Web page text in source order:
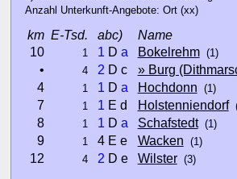
Anzahl Unterkunft-Angebote: Ort (xx)
km E-Tsd. abc)
Name
10
1 1 D a Bokelrehm (1)
• 4 2 D c » Burg
4 1 1 D a Hochdonn (1)
7 1 1 E d Holstenniendorf
8 1 1 D a Schafstedt (1)
9 1 4 E e Wacken (1)
12 4 2 D e Wilster (3)